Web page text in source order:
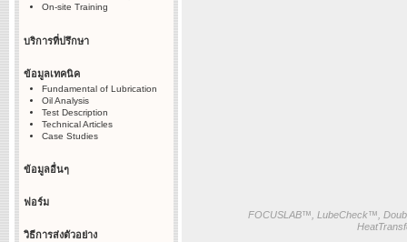
On-site Training
บริการที่ปรึกษา
ข้อมูลเทคนิค
Fundamental of Lubrication
Oil Analysis
Test Description
Technical Articles
Case Studies
ข้อมูลอื่นๆ
ฟอร์ม
วิธีการส่งตัวอย่าง
FOCUSLAB™, LubeCheck™,